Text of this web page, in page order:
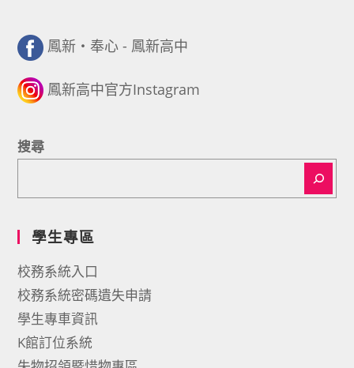
鳳新・奉心 - 鳳新高中
鳳新高中官方Instagram
搜尋
學生專區
校務系統入口
校務系統密碼遺失申請
學生專車資訊
K館訂位系統